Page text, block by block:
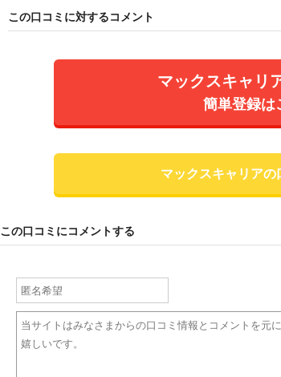
この口コミに対するコメント
マックスキャリ
簡単登録は
マックスキャリアの
この口コミにコメントする